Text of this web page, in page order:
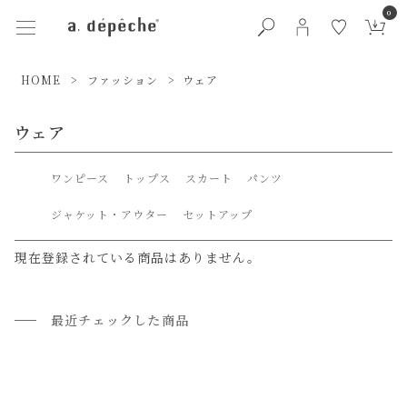
0
HOME ファッション ウェア
ウェア
ワンピース トップス スカート パンツ
ジャケット・アウター セットアップ
現在登録されている商品はありません。
最近チェックした商品